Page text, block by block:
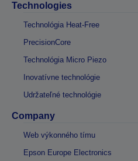
Technologies
Technológia Heat-Free
PrecisionCore
Technológia Micro Piezo
Inovatívne technológie
Udržateľné technológie
Company
Web výkonného tímu
Epson Europe Electronics